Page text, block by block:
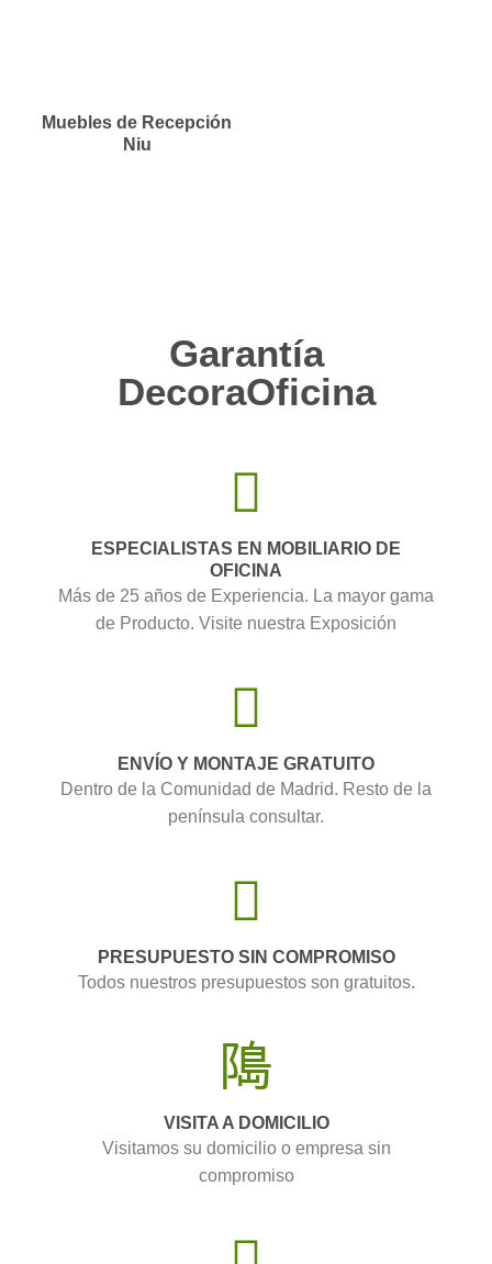
Muebles de Recepción
Niu
Garantía
DecoraOficina
ESPECIALISTAS EN MOBILIARIO DE
OFICINA
Más de 25 años de Experiencia. La mayor gama
de Producto. Visite nuestra Exposición
ENVÍO Y MONTAJE GRATUITO
Dentro de la Comunidad de Madrid. Resto de la
península consultar.
PRESUPUESTO SIN COMPROMISO
Todos nuestros presupuestos son gratuitos.
VISITA A DOMICILIO
Visitamos su domicilio o empresa sin
compromiso